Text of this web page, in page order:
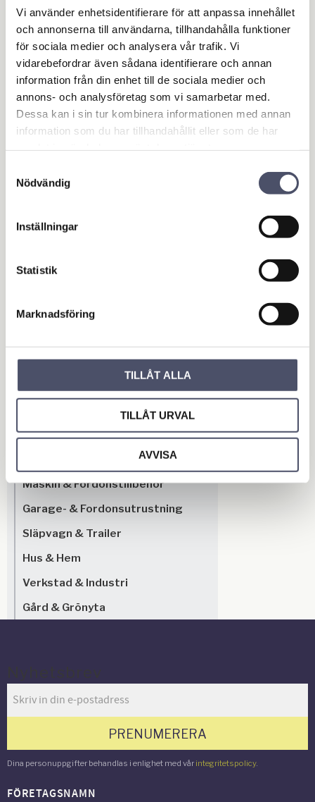
Vi använder enhetsidentifierare för att anpassa innehållet
och annonserna till användarna, tillhandahålla funktioner
för sociala medier och analysera vår trafik. Vi
vidarebefordrar även sådana identifierare och annan
information från din enhet till de sociala medier och
annons- och analysföretag som vi samarbetar med.
Dessa kan i sin tur kombinera informationen med annan
information som du har tillhandahållit eller som de har
Nödvändig
Inställningar
Statistik
Marknadsföring
TILLÅT ALLA
TILLÅT URVAL
AVVISA
Omdömen
Bli den första att lämna ett omdöme.
Spruta för ATV 60 li
ter
ha en spruta för ex
ogräsbekämpningsmedel (ex
3 604,00KR
Spruta för ATV 100 l
ha en spruta för ex
ogräsbekämpningsmedel (ex
4 072,00KR
Maskin & Fordonstillbehör
Garage- & Fordonsutrustning
Släpvagn & Trailer
Hus & Hem
Verkstad & Industri
Gård & Grönyta
PRENUMERERA
Dina personuppgifter behandlas i enlighet med vår integritetspolicy.
FÖRETAGSNAMN